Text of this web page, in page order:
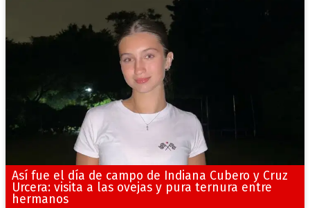
Así fue el día de campo de Indiana Cubero y Cruz
Urcera: visita a las ovejas y pura ternura entre
hermanos